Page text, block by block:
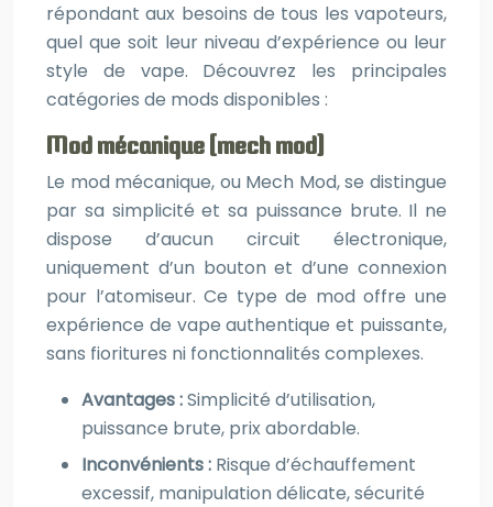
répondant aux besoins de tous les vapoteurs,
quel que soit leur niveau d’expérience ou leur
style de vape. Découvrez les principales
catégories de mods disponibles :
Mod mécanique (mech mod)
Le mod mécanique, ou Mech Mod, se distingue
par sa simplicité et sa puissance brute. Il ne
dispose d’aucun circuit électronique,
uniquement d’un bouton et d’une connexion
pour l’atomiseur. Ce type de mod offre une
expérience de vape authentique et puissante,
sans fioritures ni fonctionnalités complexes.
Avantages :Simplicité d’utilisation,
puissance brute, prix abordable.
Inconvénients : Risque d’échauffement
excessif, manipulation délicate, sécurité